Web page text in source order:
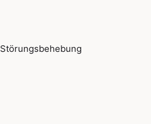
Störungsbehebung